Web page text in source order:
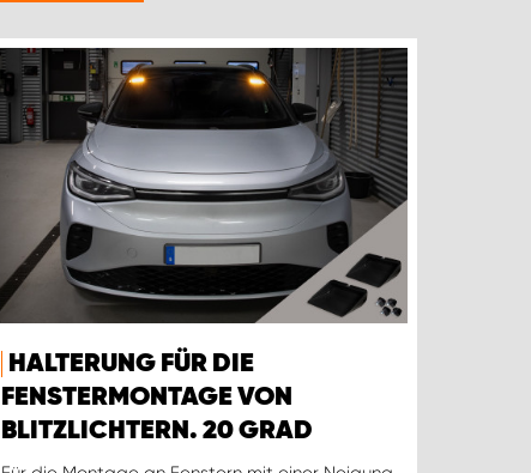
HALTERUNG FÜR DIE
FENSTERMONTAGE VON
BLITZLICHTERN. 20 GRAD